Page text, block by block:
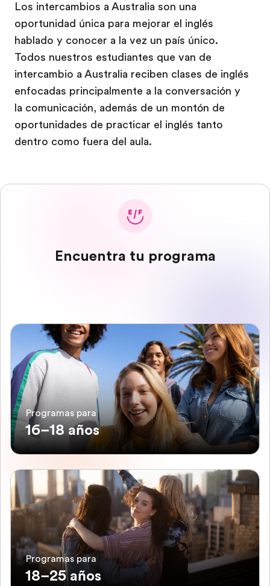
Los intercambios a Australia son una
oportunidad única para mejorar el inglés
hablado y conocer a la vez un país único.
Todos nuestros estudiantes que van de
intercambio a Australia reciben clases de inglés
enfocadas principalmente a la conversación y
la comunicación, además de un montón de
oportunidades de practicar el inglés tanto
dentro como fuera del aula.
Encuentra tu programa
Programas para
16–18 años
Programas para
18–25 años